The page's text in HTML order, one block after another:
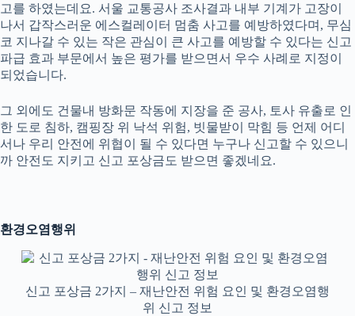
고를 하였는데요. 서울 교통공사 조사결과 내부 기계가 고장이
나서 갑작스러운 에스컬레이터 멈춤 사고를 예방하였다며, 무심
코 지나갈 수 있는 작은 관심이 큰 사고를 예방할 수 있다는 신고
파급 효과 부문에서 높은 평가를 받으면서 우수 사례로 지정이
되었습니다.
그 외에도 건물내 방화문 작동에 지장을 준 공사, 토사 유출로 인
한 도로 침하, 캠핑장 위 낙석 위험, 빗물받이 막힘 등 언제 어디
서나 우리 안전에 위협이 될 수 있다면 누구나 신고할 수 있으니
까 안전도 지키고 신고 포상금도 받으면 좋겠네요.
환경오염행위
신고 포상금 2가지 – 재난안전 위험 요인 및 환경오염행
위 신고 정보